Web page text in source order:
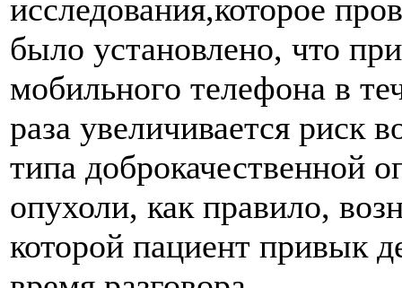
исследования,которое
было установлено, что
мобильного телефона в
раза увеличивается риск
типа доброкачественной
опухоли, как правило,
которой пациент привык